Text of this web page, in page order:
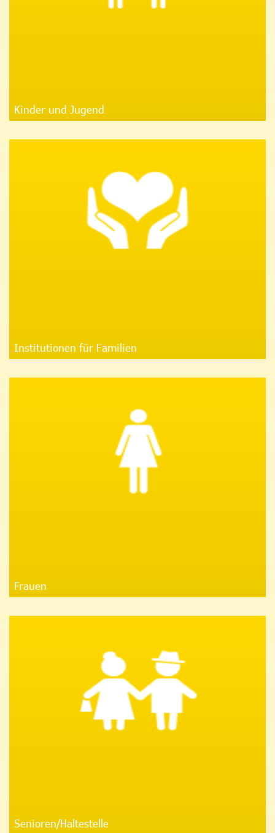
Kinder und Jugend
Institutionen für Familien
Frauen
Senioren/Haltestelle